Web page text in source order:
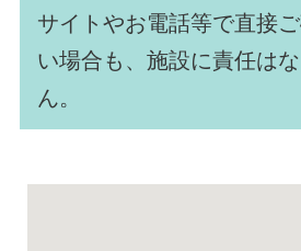
サイトやお電話等で直接
い場合も、施設に責任は
ん。